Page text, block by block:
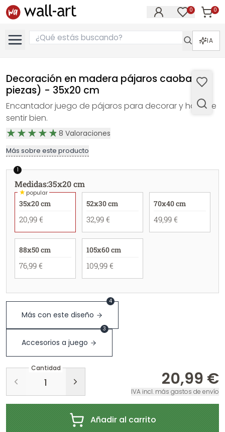
0 0
IA
Decoración en madera pájaros caoba (3
piezas) - 35x20 cm
Encantador juego de pájaros para decorar y hacerte
sentir bien.
8 Valoraciones
Más sobre este producto
1
Medidas:35x20 cm
★popular
35x20 cm
20,99 €
52x30 cm
32,99 €
70x40 cm
49,99 €
88x50 cm
76,99 €
105x60 cm
109,99 €
Más con este diseño
4
Accesorios a juego
3
Cantidad
20,99 €
IVA incl. más gastos de envío
Añadir al carrito